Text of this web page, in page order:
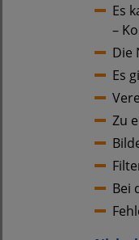
Es
–
Die
Es
Zu
Bei